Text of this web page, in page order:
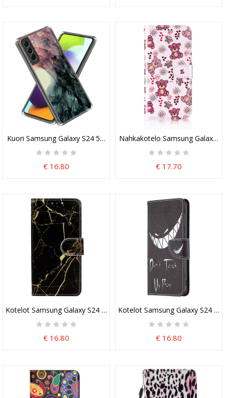
Kuori Samsung Galaxy S24 5g Tummanharmaa Abstrakti
€ 16.80
Nahkakotelo Samsung Galaxy
€ 17.70
Kotelot Samsung Galaxy S24 5g Puhelinkuoret Musta Ja Kultainen
€ 16.80
Kotelot Samsung Galaxy S24 5g
€ 16.80